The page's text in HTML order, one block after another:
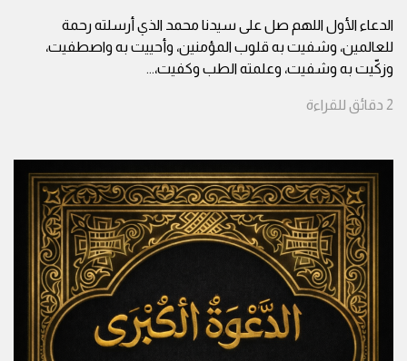
الدعاء الأول اللهم صل على سيدنا محمد الذي أرسلته رحمة
للعالمين، وشفيت به قلوب المؤمنين، وأحييت به واصطفيت،
وزكّيت به وشفيت، وعلمته الطب وكفيت،...
2 دقائق للقراءة